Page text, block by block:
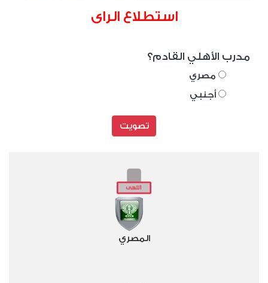
استطلاع الراى
مدرب الأهلي القادم؟
مصري
أجنبي
تصويت
المصري